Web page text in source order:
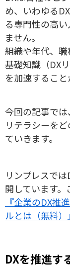
め、いわゆる
る専門性の高
ません。
組織や年代、
基礎知識（DX
を加速すること
今回の記事で
リテラシーを
ていきます。
リンプレスで
開しています
『企業のDX推
ルとは（無料）
DXを推進す